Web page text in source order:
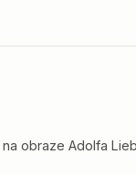
obraze Adolfa